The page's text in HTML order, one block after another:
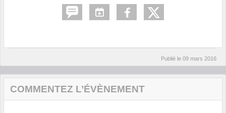
Publié le 09 mars 2016
COMMENTEZ L’ÉVÈNEMENT